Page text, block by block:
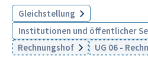
Gleichstellung
Institutionen und öffentlicher
Rechnungshof
UG 06 -